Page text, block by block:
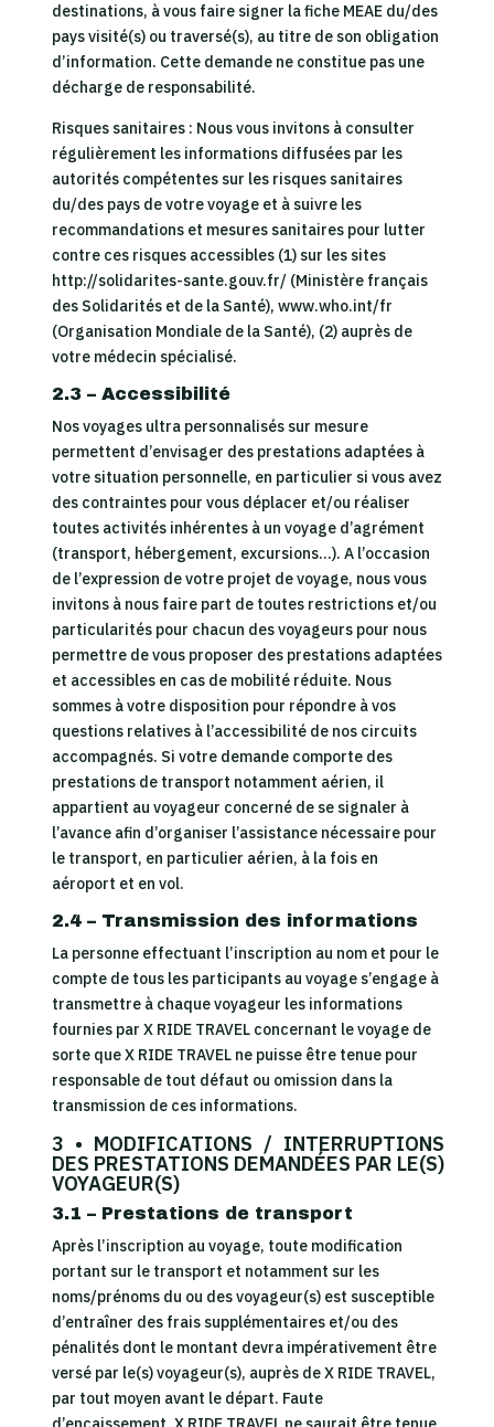
destinations, à vous faire signer la fiche MEAE du/des
pays visité(s) ou traversé(s), au titre de son obligation
d’information. Cette demande ne constitue pas une
décharge de responsabilité.
Risques sanitaires : Nous vous invitons à consulter
régulièrement les informations diffusées par les
autorités compétentes sur les risques sanitaires
du/des pays de votre voyage et à suivre les
recommandations et mesures sanitaires pour lutter
contre ces risques accessibles (1) sur les sites
http://solidarites-sante.gouv.fr/ (Ministère français
des Solidarités et de la Santé), www.who.int/fr
(Organisation Mondiale de la Santé), (2) auprès de
votre médecin spécialisé.
2.3 – Accessibilité
Nos voyages ultra personnalisés sur mesure
permettent d’envisager des prestations adaptées à
votre situation personnelle, en particulier si vous avez
des contraintes pour vous déplacer et/ou réaliser
toutes activités inhérentes à un voyage d’agrément
(transport, hébergement, excursions…). A l’occasion
de l’expression de votre projet de voyage, nous vous
invitons à nous faire part de toutes restrictions et/ou
particularités pour chacun des voyageurs pour nous
permettre de vous proposer des prestations adaptées
et accessibles en cas de mobilité réduite. Nous
sommes à votre disposition pour répondre à vos
questions relatives à l’accessibilité de nos circuits
accompagnés. Si votre demande comporte des
prestations de transport notamment aérien, il
appartient au voyageur concerné de se signaler à
l’avance afin d’organiser l’assistance nécessaire pour
le transport, en particulier aérien, à la fois en
aéroport et en vol.
2.4 – Transmission des informations
La personne effectuant l’inscription au nom et pour le
compte de tous les participants au voyage s’engage à
transmettre à chaque voyageur les informations
fournies par X RIDE TRAVEL concernant le voyage de
sorte que X RIDE TRAVEL ne puisse être tenue pour
responsable de tout défaut ou omission dans la
transmission de ces informations.
3 • MODIFICATIONS / INTERRUPTIONS
DES PRESTATIONS DEMANDÉES PAR LE(S)
VOYAGEUR(S)
3.1 – Prestations de transport
Après l’inscription au voyage, toute modification
portant sur le transport et notamment sur les
noms/prénoms du ou des voyageur(s) est susceptible
d’entraîner des frais supplémentaires et/ou des
pénalités dont le montant devra impérativement être
versé par le(s) voyageur(s), auprès de X RIDE TRAVEL,
par tout moyen avant le départ. Faute